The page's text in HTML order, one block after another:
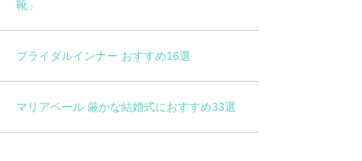
靴」
ブライダルインナー おすすめ16選
マリアベール 厳かな結婚式におすすめ33選